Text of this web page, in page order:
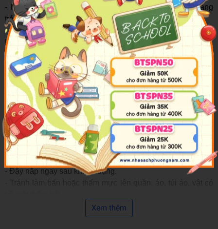
- Màu mực tươi, nhanh khô, dễ dàng xóa sạch trên bảng
trắng hoặc bề mặt nhẵn.
- Mực không độc hại, đạt tiêu chuẩn Châu Âu EN71/3,
EN71/9 và Mỹ ASTM D-4236.
- Thiết kế hộp khoa học giúp tránh bay hơi và chảy mực.
Van tiết lưu giúp mực luôn nhỏ thành dạng giọt khi bơm.
- Tặng kèm 01 ngòi bút lông bảng.
Tuổi thọ & bảo quản:
- Tuổi thọ trung bình của sản phẩm: 18 tháng tính từ ngày
sản xuất.
- Bảo quản nơi khô ráo, thoáng mát, tuyệt đối tránh xa nguồn
nhiệt, lửa và hóa chất.
- Tránh ánh nắng trực tiếp chiếu vào sản phẩm.
Khuyến cáo:
- Đậy nắp ngay sau khi sử dụng.
Xem thêm